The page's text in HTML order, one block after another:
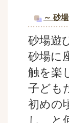
～ 砂
砂場遊
砂場に
触を楽
子ども
初めの
し…と